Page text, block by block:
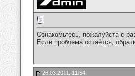
Ознакомьтесь, пожалуйста с
Если проблема остаётся,
26.03.2011, 11:54